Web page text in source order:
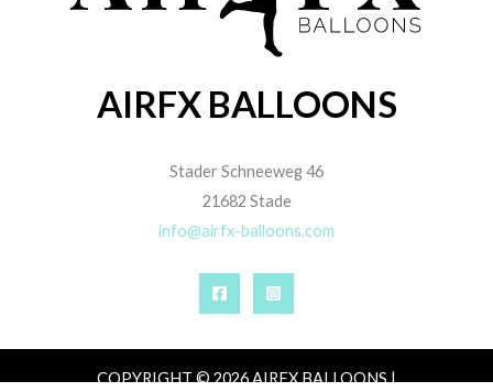
AIRFX BALLOONS
Stader Schneeweg 46
21682 Stade
info@airfx-balloons.com
COPYRIGHT © 2026 AIRFX BALLOONS |